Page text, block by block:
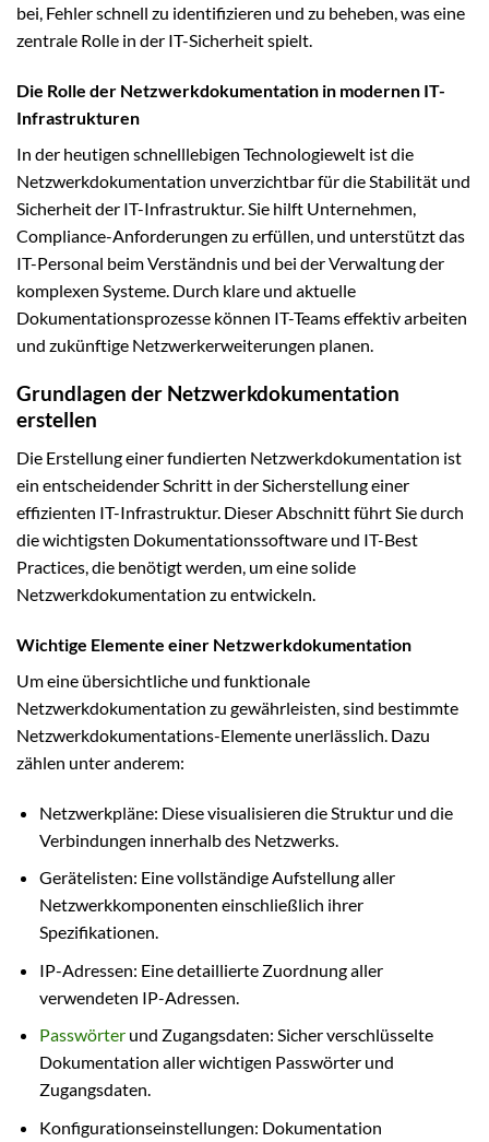
bei, Fehler schnell zu identifizieren und zu beheben, was eine
zentrale Rolle in der IT-Sicherheit spielt.
Die Rolle der Netzwerkdokumentation in modernen IT-
Infrastrukturen
In der heutigen schnelllebigen Technologiewelt ist die
Netzwerkdokumentation unverzichtbar für die Stabilität und
Sicherheit der IT-Infrastruktur. Sie hilft Unternehmen,
Compliance-Anforderungen zu erfüllen, und unterstützt das
IT-Personal beim Verständnis und bei der Verwaltung der
komplexen Systeme. Durch klare und aktuelle
Dokumentationsprozesse können IT-Teams effektiv arbeiten
und zukünftige Netzwerkerweiterungen planen.
Grundlagen der Netzwerkdokumentation
erstellen
Die Erstellung einer fundierten Netzwerkdokumentation ist
ein entscheidender Schritt in der Sicherstellung einer
effizienten IT-Infrastruktur. Dieser Abschnitt führt Sie durch
die wichtigsten Dokumentationssoftware und IT-Best
Practices, die benötigt werden, um eine solide
Netzwerkdokumentation zu entwickeln.
Wichtige Elemente einer Netzwerkdokumentation
Um eine übersichtliche und funktionale
Netzwerkdokumentation zu gewährleisten, sind bestimmte
Netzwerkdokumentations-Elemente unerlässlich. Dazu
zählen unter anderem:
Netzwerkpläne: Diese visualisieren die Struktur und die
Verbindungen innerhalb des Netzwerks.
Gerätelisten: Eine vollständige Aufstellung aller
Netzwerkkomponenten einschließlich ihrer
Spezifikationen.
IP-Adressen: Eine detaillierte Zuordnung aller
verwendeten IP-Adressen.
Passwörterund Zugangsdaten: Sicher verschlüsselte
Dokumentation aller wichtigen Passwörter und
Zugangsdaten.
Konfigurationseinstellungen: Dokumentation